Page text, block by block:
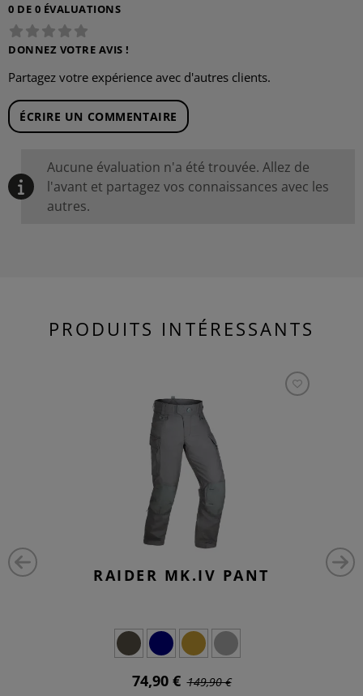
0 DE 0 ÉVALUATIONS
DONNEZ VOTRE AVIS !
Partagez votre expérience avec d'autres clients.
ÉCRIRE UN COMMENTAIRE
Aucune évaluation n'a été trouvée. Allez de
l'avant et partagez vos connaissances avec les
autres.
PRODUITS INTÉRESSANTS
RAIDER MK.IV PANT
74,90 € 149,90 €